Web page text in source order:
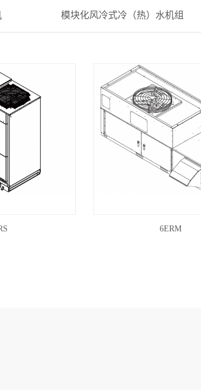
模块化风冷式冷（热）水机组
6ERM